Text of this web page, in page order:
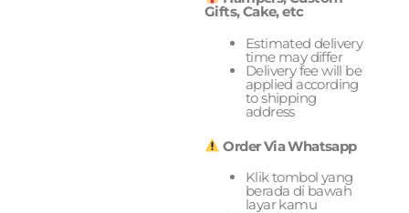
Gifts, Cake, etc
Estimated delivery
time may differ
Delivery fee will be
applied according
to shipping
address
Order Via Whatsapp
Klik tombol yang
berada di bawah
layar kamu